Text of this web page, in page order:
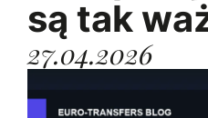
są tak
27.04.2026